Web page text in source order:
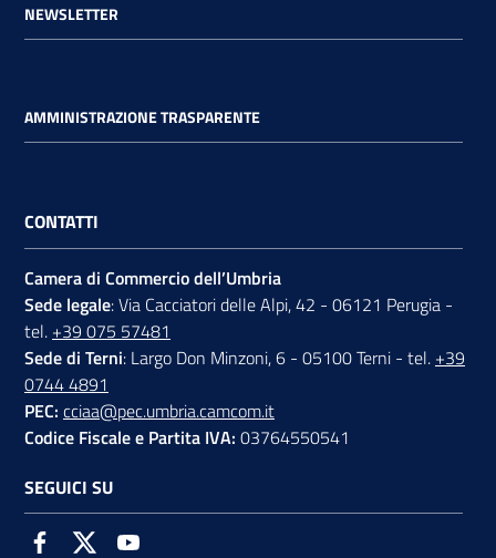
NEWSLETTER
AMMINISTRAZIONE TRASPARENTE
CONTATTI
Camera di Commercio dell’Umbria
Sede legale: Via Cacciatori delle Alpi, 42 - 06121 Perugia -
tel. +39 075 57481
Sede di Terni: Largo Don Minzoni, 6 - 05100 Terni - tel. +39
0744 4891
PEC: cciaa@pec.umbria.camcom.it
Codice Fiscale e Partita IVA: 03764550541
SEGUICI SU
FacebookTwitter